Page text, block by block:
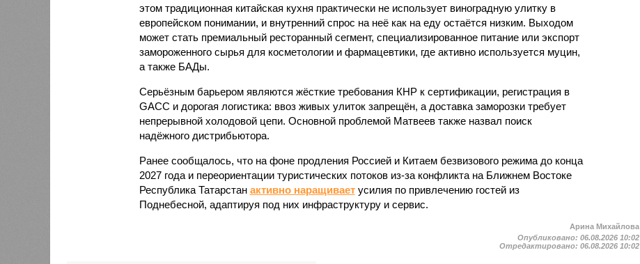
этом традиционная китайская кухня практически не использует виноградную улитку в
европейском понимании, и внутренний спрос на неё как на еду остаётся низким. Выходом
может стать премиальный ресторанный сегмент, специализированное питание или экспорт
замороженного сырья для косметологии и фармацевтики, где активно используется муцин,
а также БАДы.
Серьёзным барьером являются жёсткие требования КНР к сертификации, регистрация в
GACC и дорогая логистика: ввоз живых улиток запрещён, а доставка заморозки требует
непрерывной холодовой цепи. Основной проблемой Матвеев также назвал поиск
надёжного дистрибьютора.
Ранее сообщалось, что на фоне продления Россией и Китаем безвизового режима до конца
2027 года и переориентации туристических потоков из-за конфликта на Ближнем Востоке
Республика Татарстан активно наращиваетусилия по привлечению гостей из
Поднебесной, адаптируя под них инфраструктуру и сервис.
Арина Михайлова
Опубликовано:06.08.2026 10:02
Отредактировано:06.08.2026 10:02